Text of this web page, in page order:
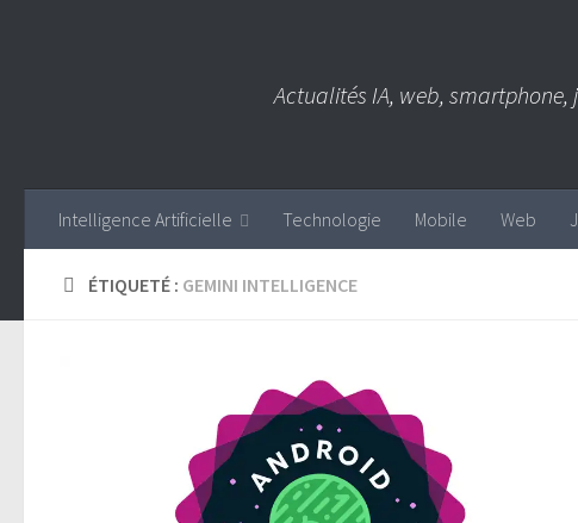
Actualités IA, web,
Intelligence Artificielle Technologie Mobile Web
ÉTIQUETÉ : GEMINI INTELLIGENCE